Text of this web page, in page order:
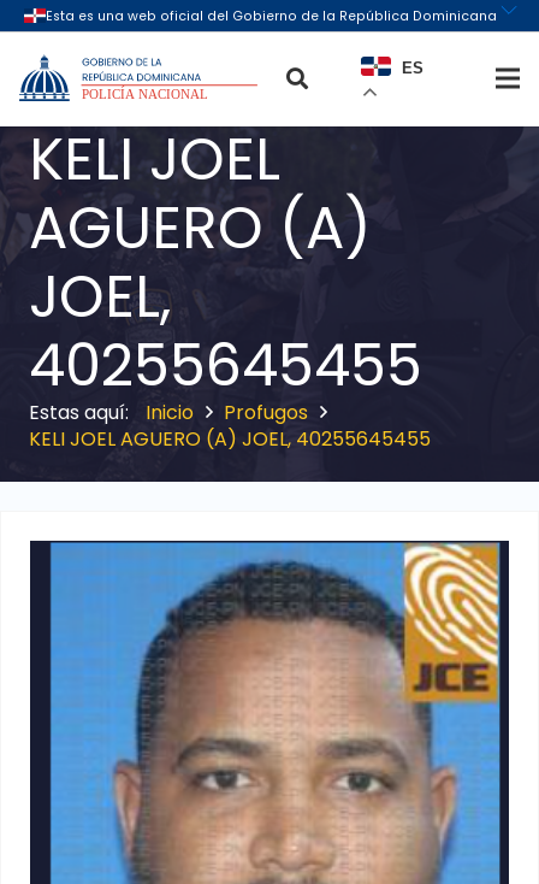
ES
KELI JOEL
AGUERO (A)
JOEL,
40255645455
Inicio
Profugos
KELI JOEL AGUERO (A) JOEL, 40255645455